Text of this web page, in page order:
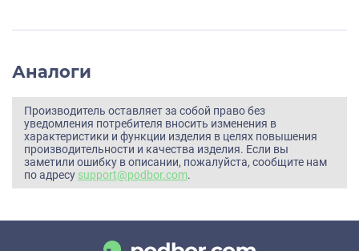
Аналоги
Производитель оставляет за собой право без
уведомления потребителя вносить изменения в
характеристики и функции изделия в целях повышения
производительности и качества изделия. Если вы
заметили ошибку в описании, пожалуйста, сообщите нам
по адресу support@podbor.com.